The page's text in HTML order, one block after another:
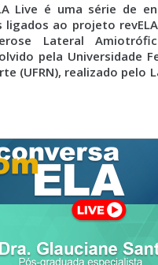
Live é uma série de
ligados ao projeto
Lateral
pela Universidade
(UFRN), realizado pelo